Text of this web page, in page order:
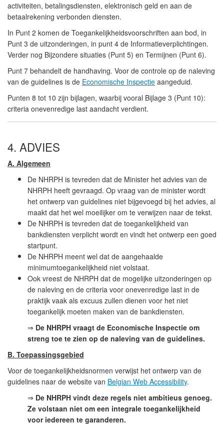
activiteiten, betalingsdiensten, elektronisch geld en aan de
betaalrekening verbonden diensten.
In Punt 2 komen de Toegankelijkheidsvoorschriften aan bod, in
Punt 3 de uitzonderingen, in punt 4 de Informatieverplichtingen.
Verder nog Bijzondere situaties (Punt 5) en Termijnen (Punt 6).
Punt 7 behandelt de handhaving. Voor de controle op de naleving
van de guidelines is de Economische Inspectie aangeduid.
Punten 8 tot 10 zijn bijlagen, waarbij vooral Bijlage 3 (Punt 10):
criteria onevenredige last aandacht verdient.
4. ADVIES
A. Algemeen
De NHRPH is tevreden dat de Minister het advies van de
NHRPH heeft gevraagd. Op vraag van de minister wordt
het ontwerp van guidelines niet bijgevoegd bij het advies, al
maakt dat het wel moeilijker om te verwijzen naar de tekst.
De NHRPH is tevreden dat de toegankelijkheid van
bankdiensten verplicht wordt en vindt het ontwerp een goed
startpunt.
De NHRPH meent wel dat de aangehaalde
minimumtoegankelijkheid niet volstaat.
Ook vreest de NHRPH dat de mogelijke uitzonderingen op
de naleving en de criteria voor onevenredige last in de
praktijk vaak als excuus zullen dienen voor het niet
toegankelijk moeten maken van de bankdiensten.
⇒ De NHRPH vraagt de Economische Inspectie om
streng toe te zien op de naleving van de guidelines.
B. Toepassingsgebied
Voor de toegankelijkheidsnormen verwijst het ontwerp van de
guidelines naar de website van Belgian Web Accessibility.
⇒ De NHRPH vindt deze regels niet ambitieus genoeg.
Ze volstaan niet om een integrale toegankelijkheid
voor iedereen te garanderen.